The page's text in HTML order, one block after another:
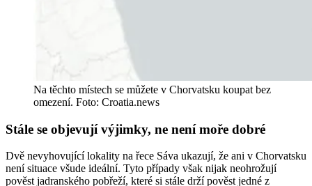
Na těchto místech se můžete v Chorvatsku koupat bez
omezení. Foto: Croatia.news
Stále se objevují výjimky, ne není moře dobré
Dvě nevyhovující lokality na řece Sáva ukazují, že ani v Chorvatsku
není situace všude ideální. Tyto případy však nijak neohrožují
pověst jadranského pobřeží, které si stále drží pověst jedné z